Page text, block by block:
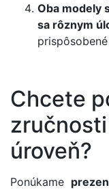
Oba modely
sa rôznym
​Chcete
úroveň?
Ponúkame